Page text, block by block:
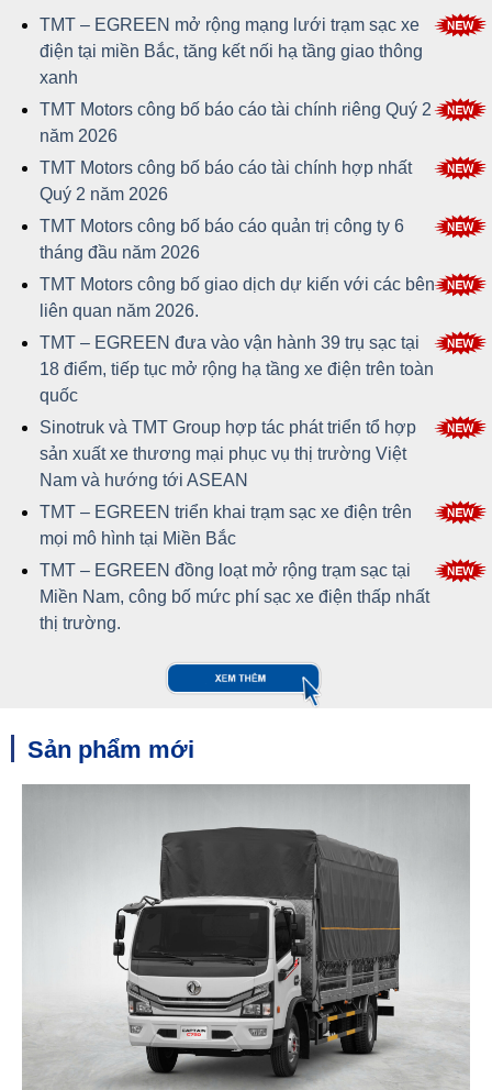
TMT – EGREEN mở rộng mạng lưới trạm sạc xe
điện tại miền Bắc, tăng kết nối hạ tầng giao thông
xanh
TMT Motors công bố báo cáo tài chính riêng Quý 2
năm 2026
TMT Motors công bố báo cáo tài chính hợp nhất
Quý 2 năm 2026
TMT Motors công bố báo cáo quản trị công ty 6
tháng đầu năm 2026
TMT Motors công bố giao dịch dự kiến với các bên
liên quan năm 2026.
TMT – EGREEN đưa vào vận hành 39 trụ sạc tại
18 điểm, tiếp tục mở rộng hạ tầng xe điện trên toàn
quốc
Sinotruk và TMT Group hợp tác phát triển tổ hợp
sản xuất xe thương mại phục vụ thị trường Việt
Nam và hướng tới ASEAN
TMT – EGREEN triển khai trạm sạc xe điện trên
mọi mô hình tại Miền Bắc
TMT – EGREEN đồng loạt mở rộng trạm sạc tại
Miền Nam, công bố mức phí sạc xe điện thấp nhất
thị trường.
Sản phẩm mới